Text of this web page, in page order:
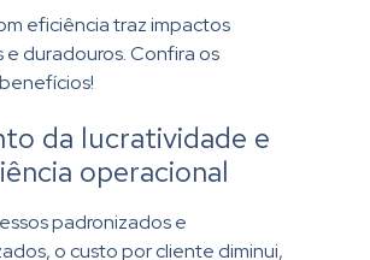
eficiência traz impactos
duradouros. Confira os
da lucratividade e
operacional
padronizados e
o custo por cliente diminui,